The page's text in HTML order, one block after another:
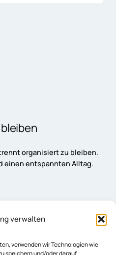
verwalten
verwenden wir Technologien wie
speichern und/oder darauf
organisiert zu bleiben.
einen entspannten Alltag.